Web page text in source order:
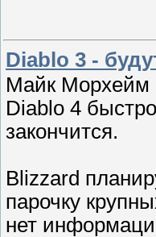
Diablo 3 -
Майк Морхейм
Diablo 4
закончится.
Blizzard
парочку
нет